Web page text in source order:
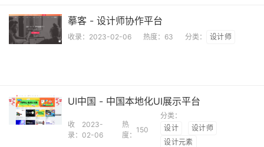
摹客 - 设计师协作平台
收录： 2023-02-06 热度： 63 分类： 设计师
UI中国 - 中国本地化UI展示平台
收
录：
2023-
02-06
热
度：
150
分类：
设计
设计师
设计元素